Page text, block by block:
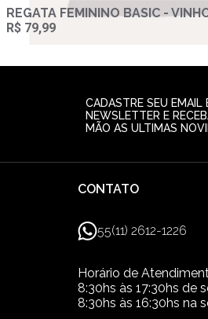
REGATA FEMININO BASIC -
R$ 79,99
CADASTRE SEU EMAIL
NEWSLETTER E
MÃO AS ULTIMAS
CONTATO
55(11) 2612-1226
Horário de
8:30hs às 17:30hs de
8:30hs às 16:30hs na